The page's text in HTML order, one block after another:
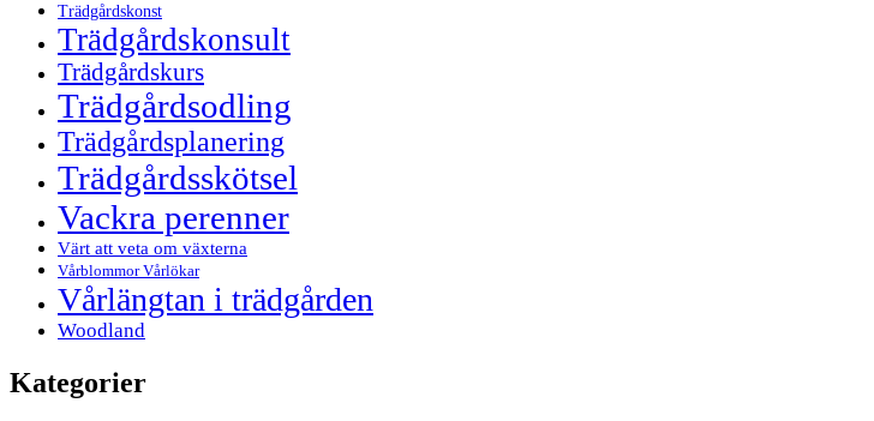
Trädgårdskonst
Trädgårdskonsult
Trädgårdskurs
Trädgårdsodling
Trädgårdsplanering
Trädgårdsskötsel
Vackra perenner
Värt att veta om växterna
Vårblommor Vårlökar
Vårlängtan i trädgården
Woodland
Kategorier